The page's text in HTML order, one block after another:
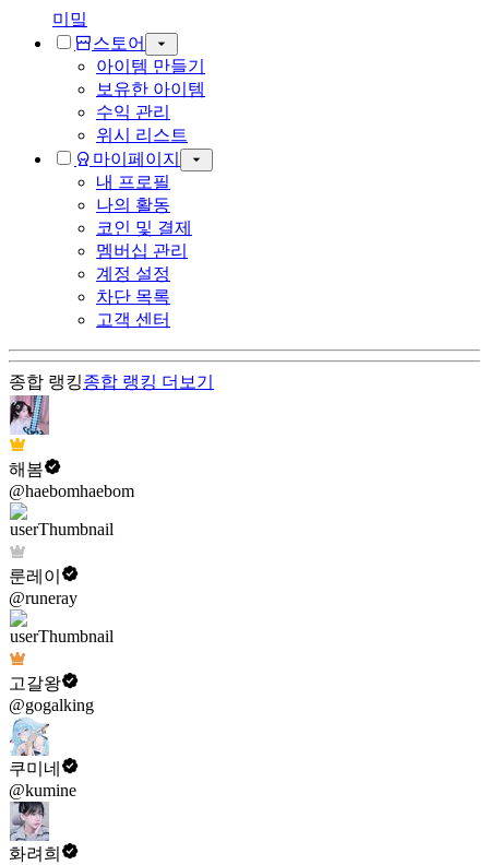
미밐
스토어
아이템 만들기
보유한 아이템
수익 관리
위시 리스트
마이페이지
내 프로필
나의 활동
코인 및 결제
멤버십 관리
계정 설정
차단 목록
고객 센터
종합 랭킹종합 랭킹 더보기
해봄
@haebomhaebom
룬레이
@runeray
고갈왕
@gogalking
쿠미네
@kumine
화려희